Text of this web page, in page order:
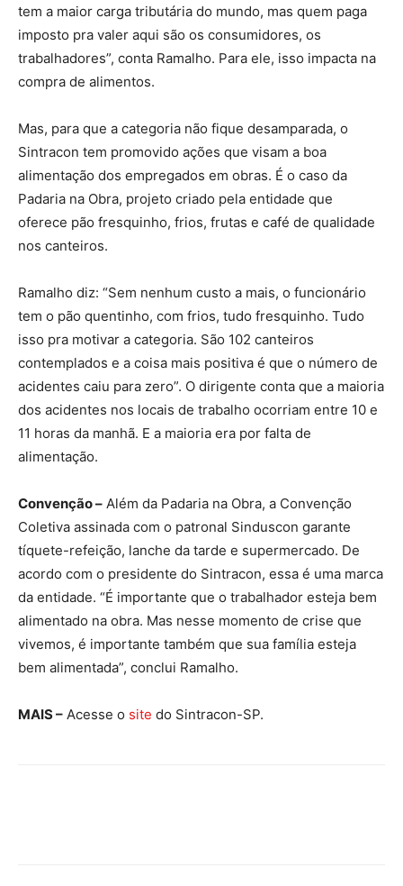
tem a maior carga tributária do mundo, mas quem paga
imposto pra valer aqui são os consumidores, os
trabalhadores”, conta Ramalho. Para ele, isso impacta na
compra de alimentos.
Mas, para que a categoria não fique desamparada, o
Sintracon tem promovido ações que visam a boa
alimentação dos empregados em obras. É o caso da
Padaria na Obra, projeto criado pela entidade que
oferece pão fresquinho, frios, frutas e café de qualidade
nos canteiros.
Ramalho diz: “Sem nenhum custo a mais, o funcionário
tem o pão quentinho, com frios, tudo fresquinho. Tudo
isso pra motivar a categoria. São 102 canteiros
contemplados e a coisa mais positiva é que o número de
acidentes caiu para zero”. O dirigente conta que a maioria
dos acidentes nos locais de trabalho ocorriam entre 10 e
11 horas da manhã. E a maioria era por falta de
alimentação.
Convenção – Além da Padaria na Obra, a Convenção
Coletiva assinada com o patronal Sinduscon garante
tíquete-refeição, lanche da tarde e supermercado. De
acordo com o presidente do Sintracon, essa é uma marca
da entidade. “É importante que o trabalhador esteja bem
alimentado na obra. Mas nesse momento de crise que
vivemos, é importante também que sua família esteja
bem alimentada”, conclui Ramalho.
MAIS – Acesse o site do Sintracon-SP.